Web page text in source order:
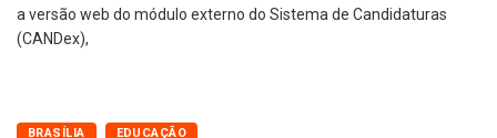
a versão web do módulo externo do Sistema de Candidaturas
(CANDex),
BRASÍLIA EDUCAÇÃO